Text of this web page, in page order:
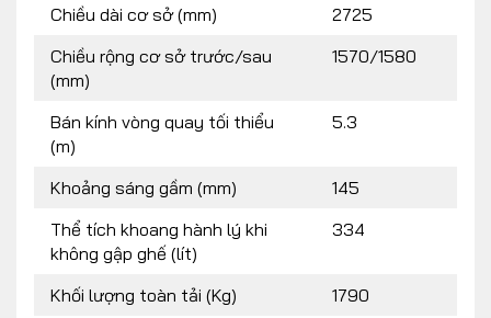
Chiều dài cơ sở (mm)
2725
Chiều rộng cơ sở trước/sau
(mm)
1570/1580
Bán kính vòng quay tối thiểu
(m)
5.3
Khoảng sáng gầm (mm)
145
Thể tích khoang hành lý khi
không gập ghế (lít)
334
Khối lượng toàn tải (Kg)
1790